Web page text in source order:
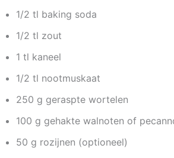
1/2 tl baking soda
1/2 tl zout
1 tl kaneel
1/2 tl nootmuskaat
250 g geraspte wortelen
100 g gehakte walnoten of
50 g rozijnen (optioneel)